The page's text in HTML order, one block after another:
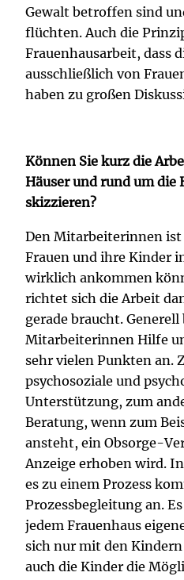
Gewalt betroffen sind
flüchten. Auch die
Frauenhausarbeit, dass
ausschließlich von
haben zu großen
Können Sie kurz die
Häuser und rund um die
skizzieren?
Den Mitarbeiterinnen ist
Frauen und ihre Kinder
wirklich ankommen
richtet sich die Arbeit
gerade braucht.
Mitarbeiterinnen Hilfe
sehr vielen Punkten an.
psychosoziale und
Unterstützung, zum
Beratung, wenn zum
ansteht, ein Obsorge-
Anzeige erhoben wird.
es zu einem Prozess
Prozessbegleitung an.
jedem Frauenhaus
sich nur mit den
auch die Kinder die